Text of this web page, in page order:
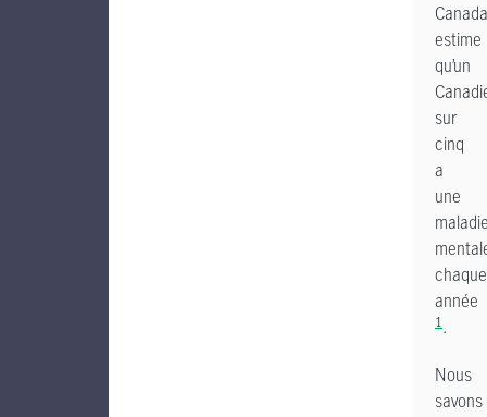
Canada
estime
qu’un
sur
cinq
a
une
chaque
année
1.
Nous
savons